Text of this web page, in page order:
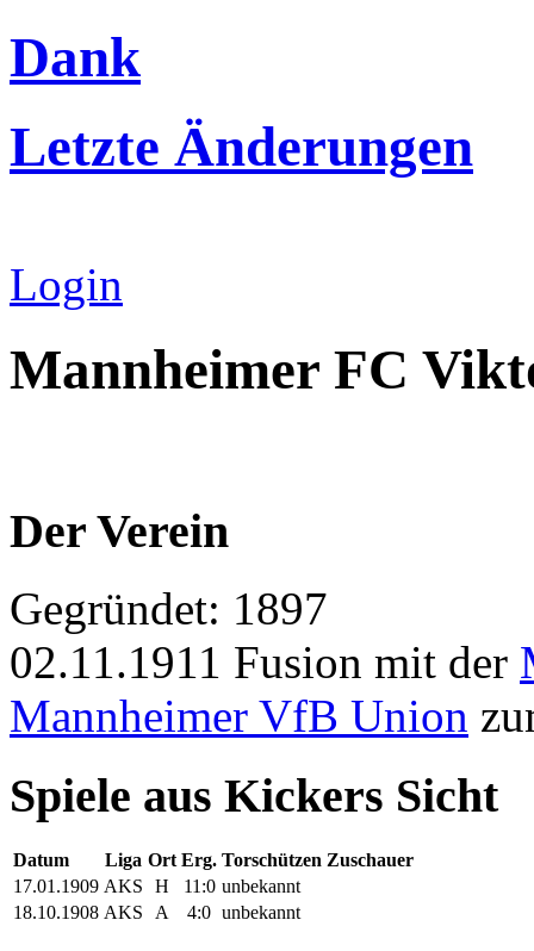
Dank
Letzte Änderungen
Login
Mannheimer FC
Der Verein
Gegründet: 1897
02.11.1911 Fusion mit der
Mannheimer VfB Union
Spiele aus Kickers Sicht
Datum Liga Ort Erg. Torschützen Zuschauer
17.01.1909 AKS H 11:0 unbekannt
18.10.1908 AKS A 4:0 unbekannt